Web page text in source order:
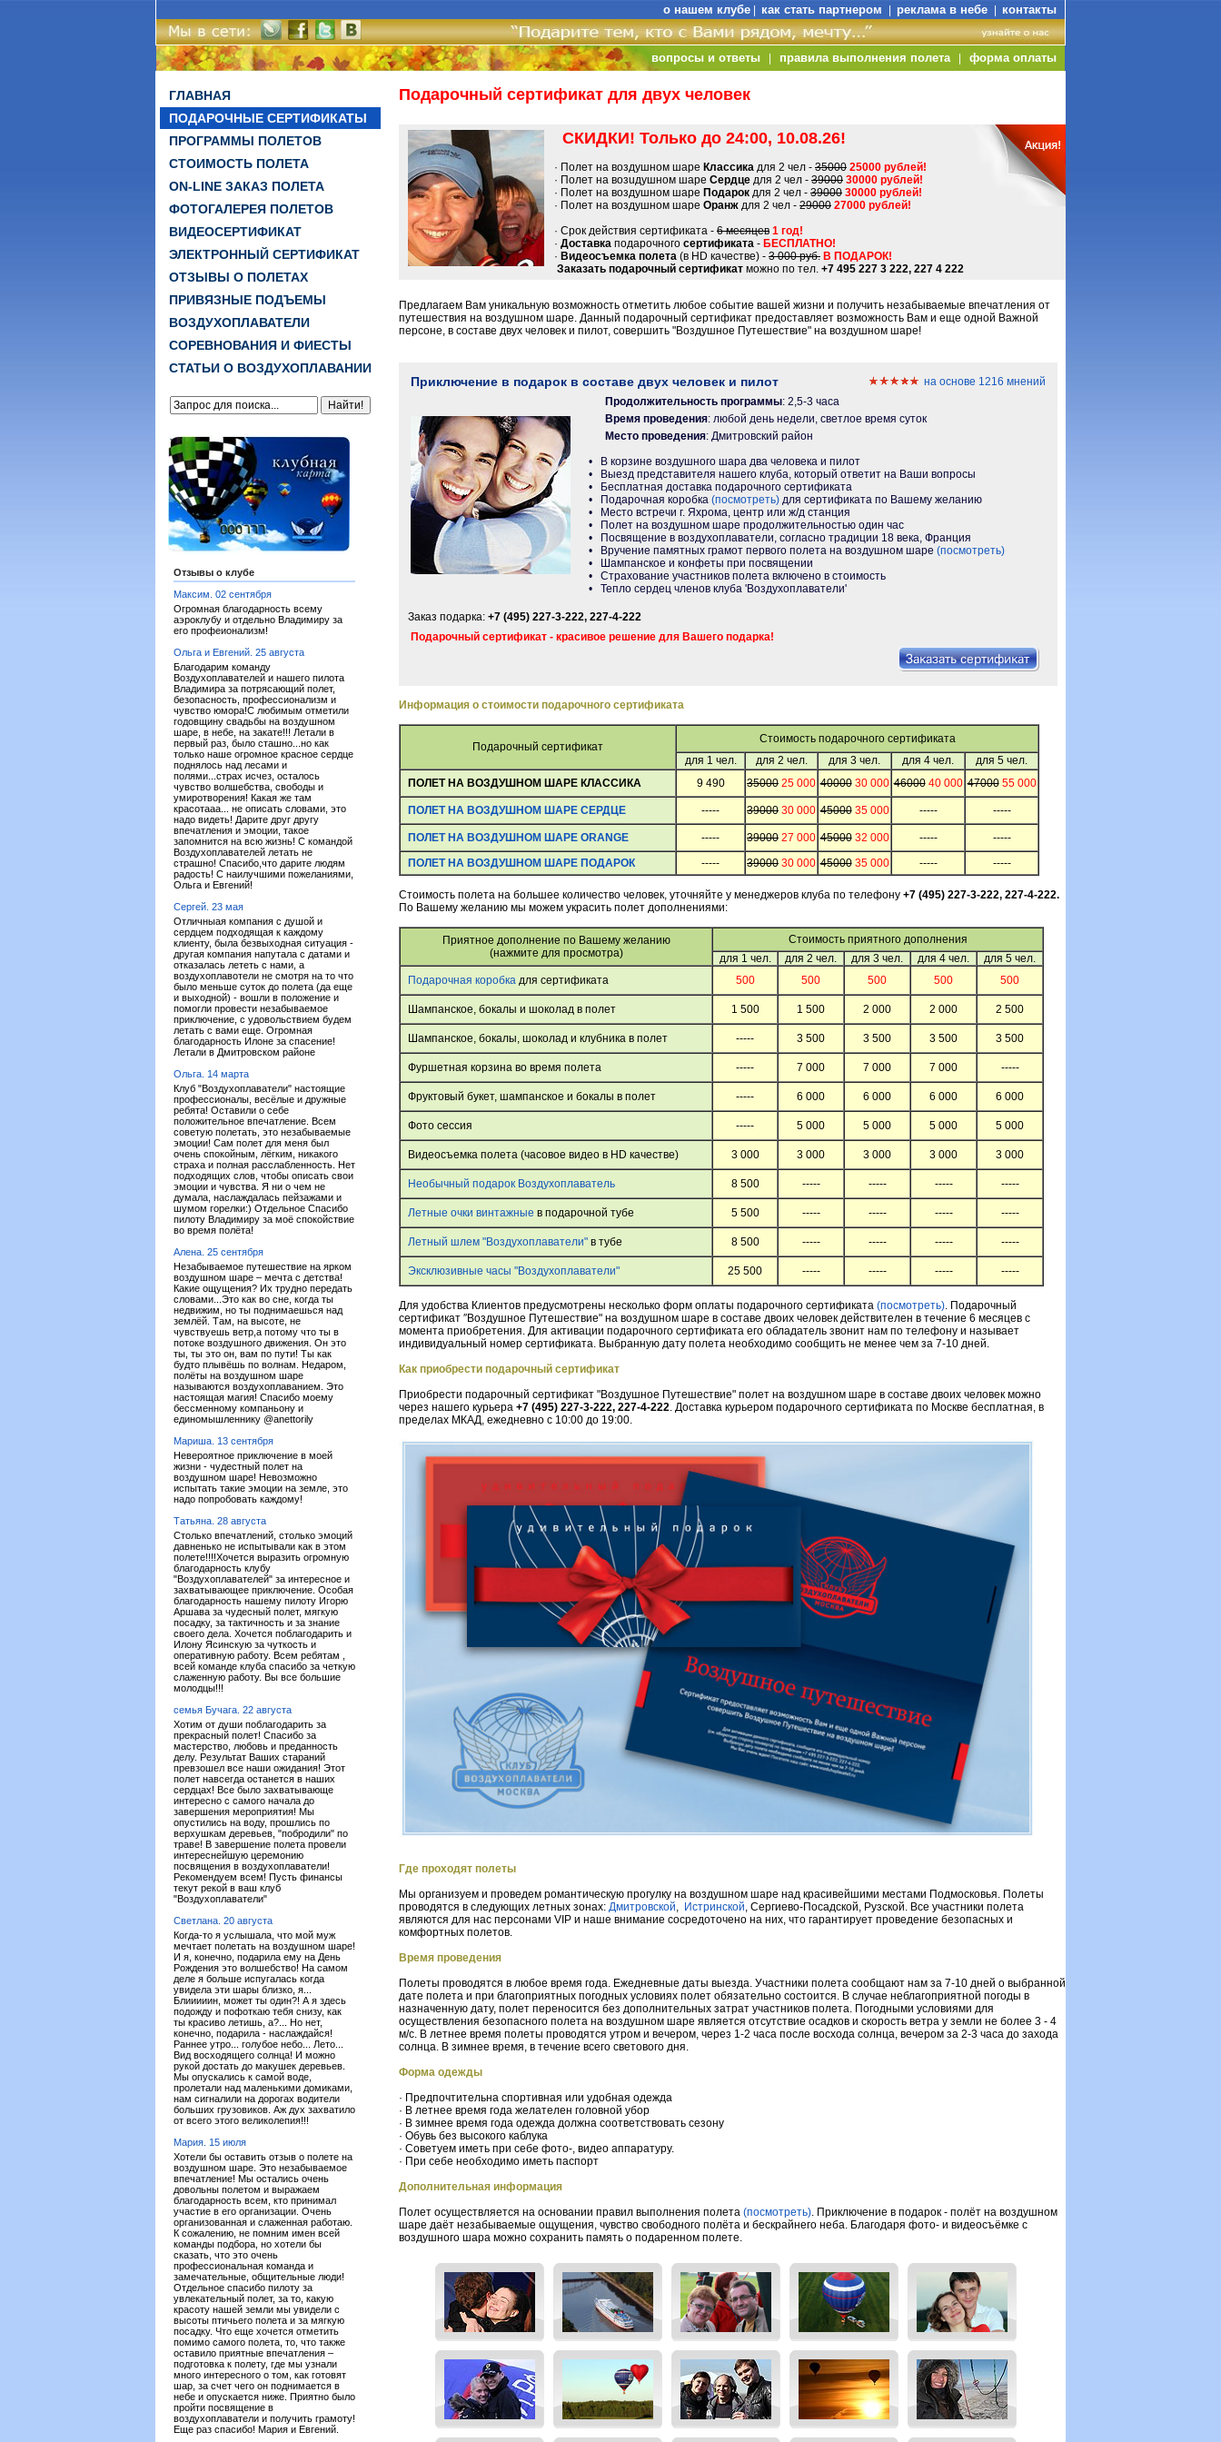
о нашем клубе как стать партнером реклама в небе контакты
вопросы и ответы правила выполнения полета| форма оплаты
ГЛАВНАЯ
ПОДАРОЧНЫЕ СЕРТИФИКАТЫ
ПРОГРАММЫ ПОЛЕТОВ
СТОИМОСТЬ ПОЛЕТА
ON-LINE ЗАКАЗ ПОЛЕТА
ФОТОГАЛЕРЕЯ ПОЛЕТОВ
ВИДЕОСЕРТИФИКАТ
ЭЛЕКТРОННЫЙ СЕРТИФИКАТ
ОТЗЫВЫ О ПОЛЕТАХ
ПРИВЯЗНЫЕ ПОДЪЕМЫ
ВОЗДУХОПЛАВАТЕЛИ
СОРЕВНОВАНИЯ И ФИЕСТЫ
СТАТЬИ О ВОЗДУХОПЛАВАНИИ
Отзывы о клубе
Максим. 02 сентября
Огромная благодарность всему
аэроклубу и отдельно Владимиру за
его профеионализм!
Ольга и Евгений. 25 августа
Благодарим команду
Воздухоплавателей и нашего пилота
Владимира за потрясающий полет,
безопасность, профессионализм и
чувство юмора!С любимым отметили
годовщину свадьбы на воздушном
шаре, в небе, на закате!!! Летали в
первый раз, было сташно...но как
только наше огромное красное сердце
поднялось над лесами и
полями...страх исчез, осталось
чувство волшебства, свободы и
умиротворения! Какая же там
красотааа... не описать словами, это
надо видеть! Дарите друг другу
впечатления и эмоции, такое
запомнится на всю жизнь! С командой
Воздухоплавателей летать не
страшно! Спасибо,что дарите людям
радость! С наилучшими пожеланиями,
Ольга и Евгений!
Сергей. 23 мая
Отличныая компания с душой и
сердцем подходящая к каждому
клиенту, была безвыходная ситуация -
другая компания напутала с датами и
отказалась лететь с нами, а
воздухоплавотели не смотря на то что
было меньше суток до полета (да еще
и выходной) - вошли в положение и
помогли провести незабываемое
приключение, с удовольствием будем
летать с вами еще. Огромная
благодарность Илоне за спасение!
Летали в Дмитровском районе
Ольга. 14 марта
Клуб "Воздухоплаватели" настоящие
профессионалы, весёлые и дружные
ребята! Оставили о себе
положительное впечатление. Всем
советую полетать, это незабываемые
эмоции! Сам полет для меня был
очень спокойным, лёгким, никакого
страха и полная расслабленность. Нет
подходящих слов, чтобы описать свои
эмоции и чувства. Я ни о чем не
думала, наслаждалась пейзажами и
шумом горелки:) Отдельное Спасибо
пилоту Владимиру за моё спокойствие
во время полёта!
Алена. 25 сентября
Незабываемое путешествие на ярком
воздушном шаре – мечта с детства!
Какие ощущения? Их трудно передать
словами...Это как во сне, когда ты
недвижим, но ты поднимаешься над
землёй. Там, на высоте, не
чувствуешь ветр,а потому что ты в
потоке воздушного движения. Он это
ты, ты это он, вам по пути! Ты как
будто плывёшь по волнам. Недаром,
полёты на воздушном шаре
называются воздухоплаванием. Это
настоящая магия! Спасибо моему
бессменному компаньону и
единомышленнику @anettorily
Мариша. 13 сентября
Невероятное приключение в моей
жизни - чудестный полет на
воздушном шаре! Невозможно
испытать такие эмоции на земле, это
надо попробовать каждому!
Татьяна. 28 августа
Столько впечатлений, столько эмоций
давненько не испытывали как в этом
полете!!!!Хочется выразить огромную
благодарность клубу
"Воздухоплавателей" за интересное и
захватывающее приключение. Особая
благодарность нашему пилоту Игорю
Аршава за чудесный полет, мягкую
посадку, за тактичность и за знание
своего дела. Хочется поблагодарить и
Илону Ясинскую за чуткость и
оперативную работу. Всем ребятам ,
всей команде клуба спасибо за четкую
слаженную работу. Вы все большие
молодцы!!!
семья Бучага. 22 августа
Хотим от души поблагодарить за
прекрасный полет! Спасибо за
мастерство, любовь и преданность
делу. Результат Ваших стараний
превзошел все наши ожидания! Этот
полет навсегда останется в наших
сердцах! Все было захватывающе
интересно с самого начала до
завершения мероприятия! Мы
опустились на воду, прошлись по
верхушкам деревьев, "побродили" по
траве! В завершение полета провели
интереснейшую церемонию
посвящения в воздухоплаватели!
Рекомендуем всем! Пусть финансы
текут рекой в ваш клуб
"Воздухоплаватели"
Светлана. 20 августа
Когда-то я услышала, что мой муж
мечтает полетать на воздушном шаре!
И я, конечно, подарила ему на День
Рождения это волшебство! На самом
деле я больше испугалась когда
увидела эти шары близко, я...
Блииииин, может ты один?! А я здесь
подожду и пофоткаю тебя снизу, как
ты красиво летишь, а?... Но нет,
конечно, подарила - наслаждайся!
Раннее утро... голубое небо... Лето...
Вид восходящего солнца! И можно
рукой достать до макушек деревьев.
Мы опускались к самой воде,
пролетали над маленькими домиками,
нам сигналили на дорогах водители
больших грузовиков. Аж дух захватило
от всего этого великолепия!!!
Мария. 15 июля
Хотели бы оставить отзыв о полете на
воздушном шаре. Это незабываемое
впечатление! Мы остались очень
довольны полетом и выражаем
благодарность всем, кто принимал
участие в его организации. Очень
организованная и слаженная работаю.
К сожалению, не помним имен всей
команды подбора, но хотели бы
сказать, что это очень
профессиональная команда и
замечательные, общительные люди!
Отдельное спасибо пилоту за
увлекательный полет, за то, какую
красоту нашей земли мы увидели с
высоты птичьего полета и за мягкую
посадку. Что еще хочется отметить
помимо самого полета, то, что также
оставило приятные впечатления –
подготовка к полету, где мы узнали
много интересного о том, как готовят
шар, за счет чего он поднимается в
небе и опускается ниже. Приятно было
пройти посвящение в
воздухоплаватели и получить грамоту!
Еще раз спасибо! Мария и Евгений.
Подарочный сертификат для двух человек
СКИДКИ! Только до 24:00, 10.08.26!
· Полет на воздушном шаре Классика для 2 чел - 35000 25000 рублей!
· Полет на возuдушном шаре Сердце для 2 чел - 39000 30000 рублей!
· Полет на воздушном шаре Подарок для 2 чел - 39000 30000 рублей!
· Полет на воздушном шаре Оранж для 2 чел - 29000 27000 рублей!
· Срок действия сертификата - 6 месяцев 1 год!
· Доставка подарочного сертификата - БЕСПЛАТНО!
· Видеосъемка полета (в HD качестве) - 3 000 руб. В ПОДАРОК!
Заказать подарочный сертификат можно по тел. +7 495 227 3 222, 227 4 222
Предлагаем Вам уникальную возможность отметить любое событие вашей жизни и получить незабываемые впечатления от
путешествия на воздушном шаре. Данный подарочный сертификат предоставляет возможность Вам и еще одной Важной
персоне, в составе двух человек и пилот, совершить "Воздушное Путешествие" на воздушном шаре!
Приключение в подарок в составе двух человек и пилот
на основе 1216 мнений
Продолжительность программы: 2,5-3 часа
Время проведения: любой день недели, светлое время суток
Место проведения: Дмитровский район
• В корзине воздушного шара два человека и пилот
• Выезд представителя нашего клуба, который ответит на Ваши вопросы
• Бесплатная доставка подарочного сертификата
• Подарочная коробка (посмотреть) для сертификата по Вашему желанию
• Место встречи г. Яхрома, центр или ж/д станция
• Полет на воздушном шаре продолжительностью один час
• Посвящение в воздухоплаватели, согласно традиции 18 века, Франция
• Вручение памятных грамот первого полета на воздушном шаре (посмотреть)
• Шампанское и конфеты при посвящении
• Страхование участников полета включено в стоимость
• Тепло сердец членов клуба 'Воздухоплаватели'
Заказ подарка: +7 (495) 227-3-222, 227-4-222
Подарочный сертификат - красивое решение для Вашего подарка!
Информация о стоимости подарочного сертификата
Подарочный сертификат
Стоимость подарочного сертификата
для 1 чел.
для 2 чел. для 3 чел. для 4 чел.
для 5 чел.
ПОЛЕТ НА ВОЗДУШНОМ ШАРЕ КЛАССИКА
9 490 35000 25 000 40000 30 000 46000 40 000 47000 55 000
ПОЛЕТ НА ВОЗДУШНОМ ШАРЕ СЕРДЦЕ ----- 39000 30 000 45000 35 000 ----- -----
ПОЛЕТ НА ВОЗДУШНОМ ШАРЕ ORANGE ----- 39000 27 000 45000 32 000 -----
-----
ПОЛЕТ НА ВОЗДУШНОМ ШАРЕ ПОДАРОК
----- 39000 30 000 45000 35 000 ----- -----
Стоимость полета на большее количество человек, уточняйте у менеджеров клуба по телефону +7 (495) 227-3-222, 227-4-222.
По Вашему желанию мы можем украсить полет дополнениями:
Приятное дополнение по Вашему желанию
(нажмите для просмотра)
Стоимость приятного дополнения
для 1 чел.
для 2 чел. для 3 чел. для 4 чел.
для 5 чел.
Подарочная коробка для сертификата 500 500 500 500 500
Шампанское, бокалы и шоколад в полет 1 500 1 500 2 000 2 000 2 500
Шампанское, бокалы, шоколад и клубника в полет ----- 3 500 3 500 3 500 3 500
Фуршетная корзина во время полета ----- 7 000 7 000 7 000 -----
Фруктовый букет, шампанское и бокалы в полет ----- 6 000 6 000 6 000 6 000
Фото сессия ----- 5 000 5 000 5 000 5 000
Видеосъемка полета (часовое видео в HD качестве) 3 000 3 000 3 000 3 000 3 000
Необычный подарок Воздухоплаватель 8 500 ----- ----- ----- -----
Летные очки винтажные в подарочной тубе 5 500 ----- ----- ----- -----
Летный шлем "Воздухоплаватели" в тубе 8 500 ----- ----- ----- -----
Эксклюзивные часы "Воздухоплаватели" 25 500 ----- ----- ----- -----
Для удобства Клиентов предусмотрены несколько форм оплаты подарочного сертификата (посмотреть). Подарочный
сертификат ″Воздушное Путешествие" на воздушном шаре в составе двоих человек действителен в течение 6 месяцев с
момента приобретения. Для активации подарочного сертификата его обладатель звонит нам по телефону и называет
индивидуальный номер сертификата. Выбранную дату полета необходимо сообщить не менее чем за 7-10 дней.
Как приобрести подарочный сертификат
Приобрести подарочный сертификат "Воздушное Путешествие" полет на воздушном шаре в составе двоих человек можно
через нашего курьера +7 (495) 227-3-222, 227-4-222. Доставка курьером подарочного сертификата по Москве бесплатная, в
пределах МКАД, ежедневно с 10:00 до 19:00.
Где проходят полеты
Мы организуем и проведем романтическую прогулку на воздушном шаре над красивейшими местами Подмосковья. Полеты
проводятся в следующих летных зонах: Дмитровской, Истринской, Сергиево-Посадской, Рузской. Все участники полета
являются для нас персонами VIP и наше внимание сосредоточено на них, что гарантирует проведение безопасных и
комфортных полетов.
Время проведения
Полеты проводятся в любое время года. Ежедневные даты выезда. Участники полета сообщают нам за 7-10 дней о выбранной
дате полета и при благоприятных погодных условиях полет обязательно состоится. В случае неблагоприятной погоды в
назначенную дату, полет переносится без дополнительных затрат участников полета. Погодными условиями для
осуществления безопасного полета на воздушном шаре является отсутствие осадков и скорость ветра у земли не более 3 - 4
м/с. В летнее время полеты проводятся утром и вечером, через 1-2 часа после восхода солнца, вечером за 2-3 часа до захода
солнца. В зимнее время, в течение всего светового дня.
Форма одежды
· Предпочтительна спортивная или удобная одежда
· В летнее время года желателен головной убор
· В зимнее время года одежда должна соответствовать сезону
· Обувь без высокого каблука
· Советуем иметь при себе фото-, видео аппаратуру.
· При себе необходимо иметь паспорт
Дополнительная информация
Полет осуществляется на основании правил выполнения полета (посмотреть). Приключение в подарок - полёт на воздушном
шаре даёт незабываемые ощущения, чувство свободного полёта и бескрайнего неба. Благодаря фото- и видеосъёмке с
воздушного шара можно сохранить память о подаренном полете.